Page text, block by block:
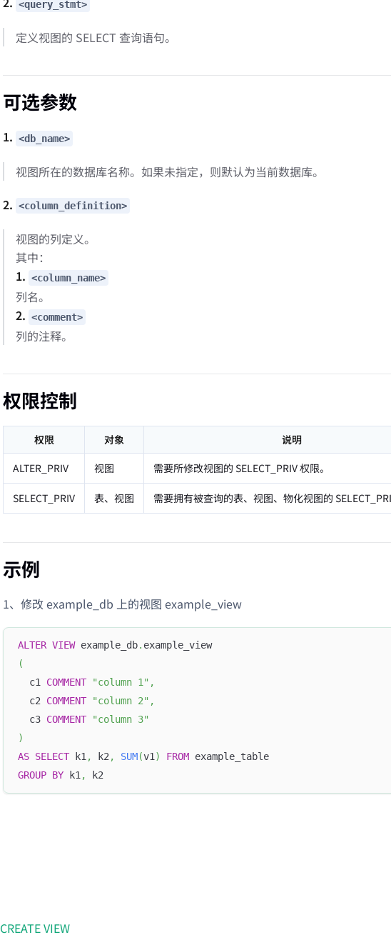
<query_stmt>
定义视图的 SELECT 查询语句。
可选参数
1. <db_name>
视图所在的数据库名称。如果未指定，则默认为当前数据库。
2. <column_definition>
视图的列定义。
其中：
1. <column_name>
列名。
2. <comment>
列的注释。
权限控制
权限 对象
说明
ALTER_PRIV
视图 需要所修改视图的 SELECT_PRIV 权限。
SELECT_PRIV 表、视图 需要拥有被查询的表、视图、物化视图的
示例
1、修改 example_db 上的视图 example_view
ALTER VIEW example_db. example_view
(
  c1
COMMENT "column 1" ,
  c2
COMMENT "column 2" ,
  c3
COMMENT
"column 3"
)
AS SELECT k1 , k2 , SUM(v1 ) FROM example_table
GROUP BY k1 , k2
CREATE VIEW